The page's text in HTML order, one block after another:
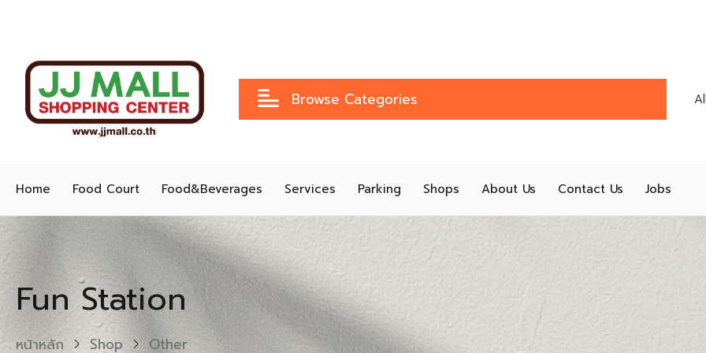
Browse Categories
Home Food Court Food&Beverages Services Parking Shops About Us Contact Us Jobs
Fun Station
หน้าหลัก Shop Other